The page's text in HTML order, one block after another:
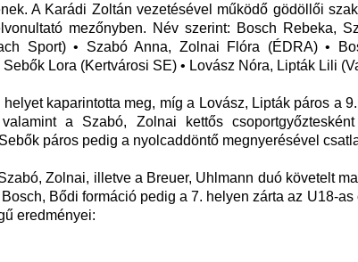
A Karádi Zoltán vezetésével működő gödöllői
mezőnyben. Név szerint: Bosch Rebeka,
Sport) • Szabó Anna, Zolnai Flóra (ÉDRA) •
Lora (Kertvárosi SE) • Lovász Nóra, Lipták Lili
kaparintotta meg, míg a Lovász, Lipták páros a
a Szabó, Zolnai kettős
páros pedig a nyolcaddöntő megnyerésével
Zolnai, illetve a Breuer, Uhlmann duó követelt
Bődi formáció pedig a 7. helyen zárta az U18-
eredményei: